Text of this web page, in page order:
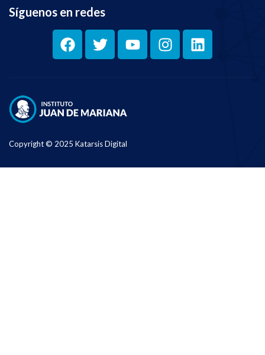
Síguenos en redes
Copyright © 2025 Katarsis Digital